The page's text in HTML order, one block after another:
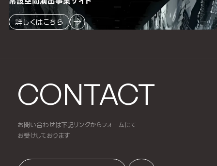
CONTACT
お問い合わせは下記リンクからフォームにて
お受けしております
詳しくはこちら